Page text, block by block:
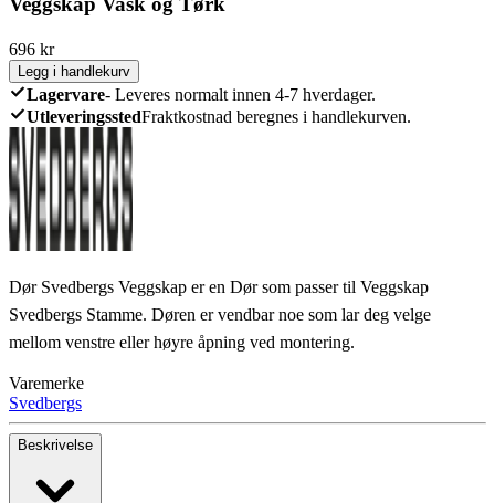
696 kr
Legg i handlekurv
Lagervare- Leveres normalt innen 4-7 hverdager.
UtleveringsstedFraktkostnad beregnes i handlekurven.
Dør Svedbergs Veggskap er en Dør som passer til Veggskap
Svedbergs Stamme. Døren er vendbar noe som lar deg velge
mellom venstre eller høyre åpning ved montering.
Varemerke
Svedbergs
Beskrivelse